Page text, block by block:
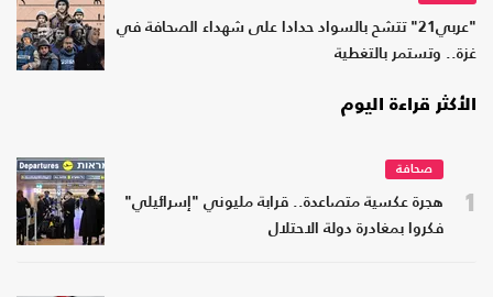
"عربي21" تتشح بالسواد حدادا على شهداء الصحافة في
غزة.. وتستمر بالتغطية
الأكثر قراءة اليوم
1
صحافة
هجرة عكسية متصاعدة.. قرابة مليوني "إسرائيلي"
فكروا بمغادرة دولة الاحتلال